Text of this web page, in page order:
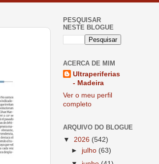
PESQUISAR
NESTE BLOGUE
ACERCA DE MIM
Ultraperiferias
- Madeira
Ver o meu perfil
completo
ARQUIVO DO BLOGUE
▼ 2026 (542)
► julho (63)